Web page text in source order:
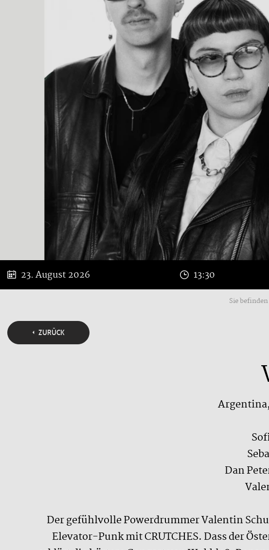
23. August 2026 13:30
Sie
ZURÜCK
Dan
Der gefühlvolle Powerdrummer Valentin
Elevator-Punk mit CRUTCHES. Dass der